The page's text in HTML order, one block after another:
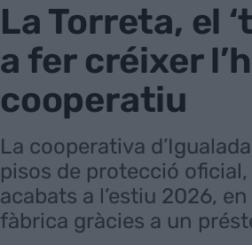
La Torreta, el
a fer créixer
cooperatiu
La cooperativa
pisos de protecció
acabats a l’estiu 2026,
fàbrica gràcies a un